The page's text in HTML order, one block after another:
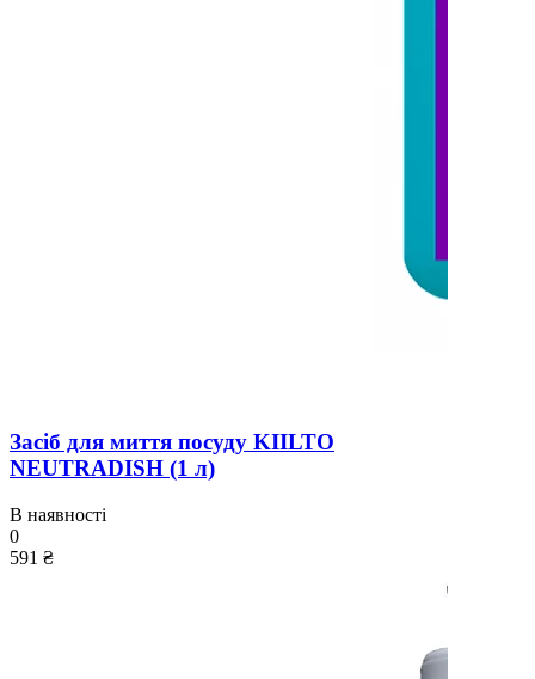
Засіб для миття посуду KIILTO
NEUTRADISH (1 л)
В наявності
0
591 ₴